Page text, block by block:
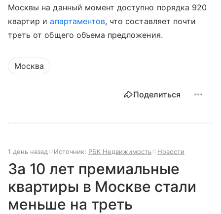
Москвы на данный момент доступно порядка 920
квартир иапартаментов, что составляет почти
треть от общего объема предложения.
Москва
Поделиться
1 день назад Источник: РБК Недвижимость Новости
За 10 лет премиальные
квартиры в Москве стали
меньше на треть